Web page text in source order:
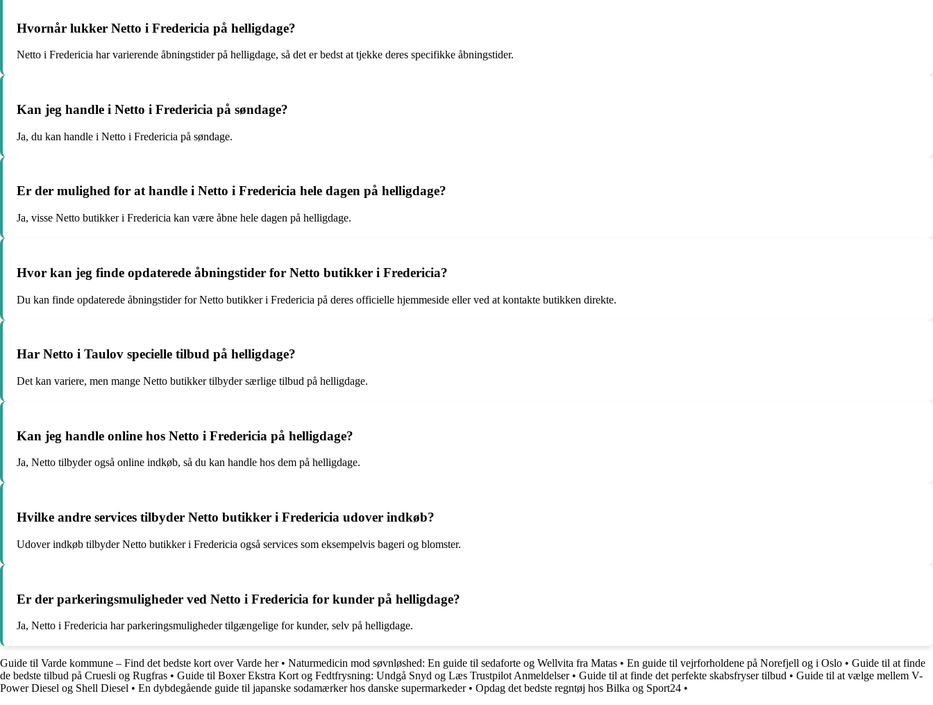
Hvornår lukker Netto i Fredericia på helligdage?
Netto i Fredericia har varierende åbningstider på helligdage, så det er bedst at tjekke deres specifikke åbningstider.
Kan jeg handle i Netto i Fredericia på søndage?
Ja, du kan handle i Netto i Fredericia på søndage.
Er der mulighed for at handle i Netto i Fredericia hele dagen på helligdage?
Ja, visse Netto butikker i Fredericia kan være åbne hele dagen på helligdage.
Hvor kan jeg finde opdaterede åbningstider for Netto butikker i Fredericia?
Du kan finde opdaterede åbningstider for Netto butikker i Fredericia på deres officielle hjemmeside eller ved at kontakte butikken direkte.
Har Netto i Taulov specielle tilbud på helligdage?
Det kan variere, men mange Netto butikker tilbyder særlige tilbud på helligdage.
Kan jeg handle online hos Netto i Fredericia på helligdage?
Ja, Netto tilbyder også online indkøb, så du kan handle hos dem på helligdage.
Hvilke andre services tilbyder Netto butikker i Fredericia udover indkøb?
Udover indkøb tilbyder Netto butikker i Fredericia også services som eksempelvis bageri og blomster.
Er der parkeringsmuligheder ved Netto i Fredericia for kunder på helligdage?
Ja, Netto i Fredericia har parkeringsmuligheder tilgængelige for kunder, selv på helligdage.
Guide til Varde kommune – Find det bedste kort over Varde her• Naturmedicin mod søvnløshed: En guide til sedaforte og Wellvita fra Matas • En guide til vejrforholdene på Norefjell og i Oslo • Guide til at finde
de bedste tilbud på Cruesli og Rugfras • Guide til Boxer Ekstra Kort og Fedtfrysning: Undgå Snyd og Læs Trustpilot Anmeldelser• Guide til at finde det perfekte skabsfryser tilbud • Guide til at vælge mellem V-
Power Diesel og Shell Diesel • En dybdegående guide til japanske sodamærker hos danske supermarkeder• Opdag det bedste regntøj hos Bilka og Sport24 •